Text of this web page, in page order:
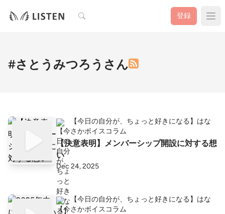
検索 登録
#さとうみつろうさん
【今日の自分が、ちょっと好きになる】はな
さかボイスコラム
【決意表明】メンバーシップ開設に対する想
い
Dec 24, 2025
【今日の自分が、ちょっと好きになる】はな
さかボイスコラム